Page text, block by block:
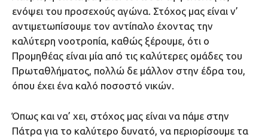
ενόψει του προσεχούς αγώνα. Στόχος μας είναι ν’
αντιμετωπίσουμε τον αντίπαλο έχοντας την
καλύτερη νοοτροπία, καθώς ξέρουμε, ότι ο
Προμηθέας είναι μία από τις καλύτερες ομάδες του
Πρωταθλήματος, πολλώ δε μάλλον στην έδρα του,
όπου έχει ένα καλό ποσοστό νικών.
Όπως και να’ χει, στόχος μας είναι να πάμε στην
Πάτρα για το καλύτερο δυνατό, να περιορίσουμε τα